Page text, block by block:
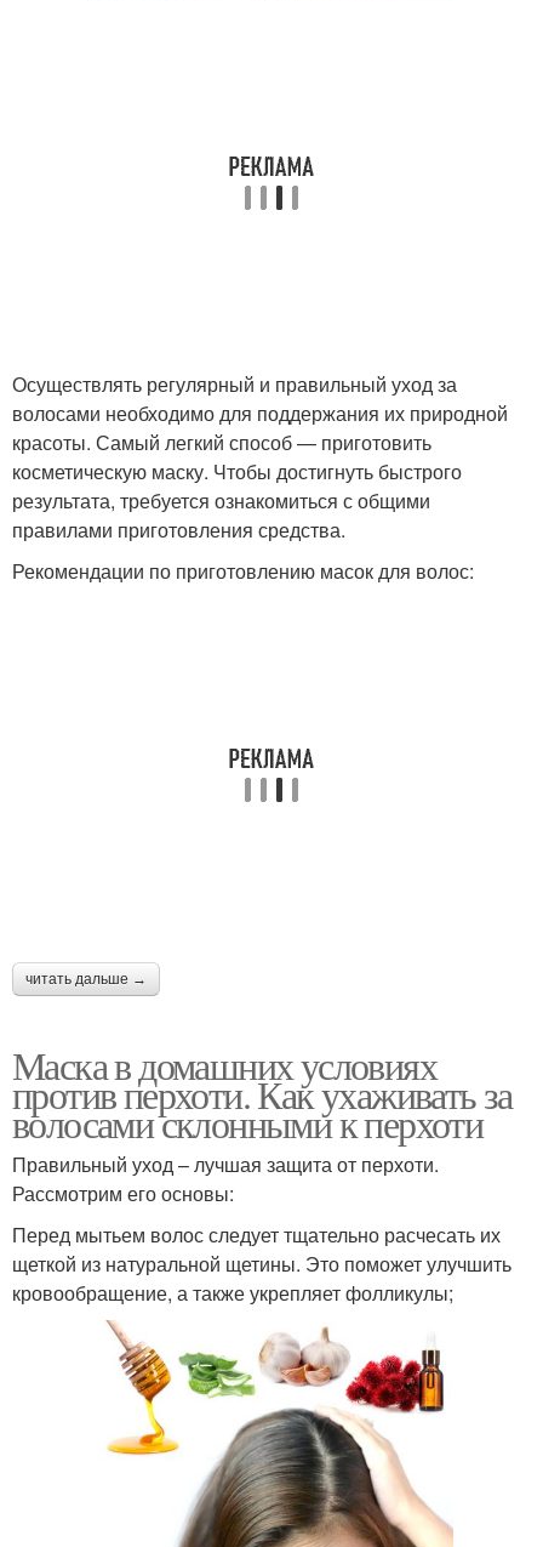
Маска в домашних
условиях
Условия против
перхоти
Осуществлять регулярный и правильный уход за
волосами необходимо для поддержания их природной
красоты. Самый легкий способ — приготовить
косметическую маску. Чтобы достигнуть быстрого
результата, требуется ознакомиться с общими
правилами приготовления средства.
Рекомендации по приготовлению масок для волос:
читать дальше →
Маска в домашних условиях
против перхоти. Как ухаживать за
волосами склонными к перхоти
Правильный уход – лучшая защита от перхоти.
Рассмотрим его основы:
Перед мытьем волос следует тщательно расчесать их
щеткой из натуральной щетины. Это поможет улучшить
кровообращение, а также укрепляет фолликулы;